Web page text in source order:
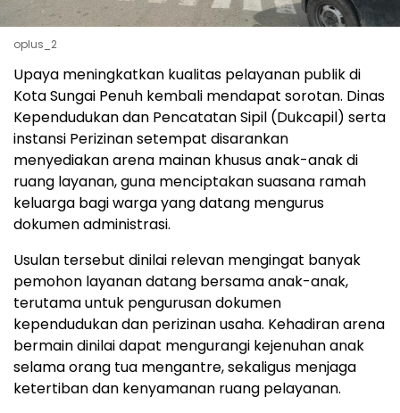
oplus_2
Upaya meningkatkan kualitas pelayanan publik di
Kota Sungai Penuh kembali mendapat sorotan. Dinas
Kependudukan dan Pencatatan Sipil (Dukcapil) serta
instansi Perizinan setempat disarankan
menyediakan arena mainan khusus anak-anak di
ruang layanan, guna menciptakan suasana ramah
keluarga bagi warga yang datang mengurus
dokumen administrasi.
Usulan tersebut dinilai relevan mengingat banyak
pemohon layanan datang bersama anak-anak,
terutama untuk pengurusan dokumen
kependudukan dan perizinan usaha. Kehadiran arena
bermain dinilai dapat mengurangi kejenuhan anak
selama orang tua mengantre, sekaligus menjaga
ketertiban dan kenyamanan ruang pelayanan.